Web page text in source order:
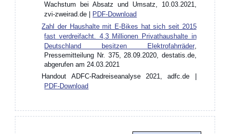
Wachstum bei Absatz und Umsatz, 10.03.2021,
zvi-zweirad.de |
PDF-Download
Zahl der Haushalte mit E-Bikes hat sich seit 2015
fast verdreifacht. 4,3 Millionen Privathaushalte in
Deutschland besitzen Elektrofahrräder,
Pressemitteilung Nr. 375, 28.09.2020, destatis.de,
abgerufen am 24.03.2021
Handout ADFC-Radreiseanalyse 2021, adfc.de |
PDF-Download